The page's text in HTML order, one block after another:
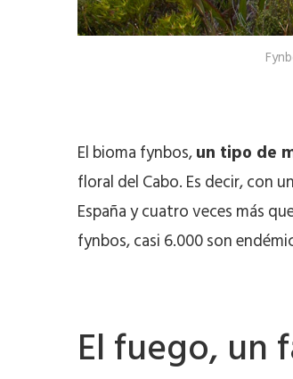
El bioma fynbos,un tipo de
floral del Cabo. Es decir, con
España y cuatro veces más
fynbos, casi 6.000 son
El fuego, un